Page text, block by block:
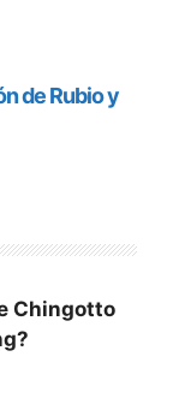
Chingotto